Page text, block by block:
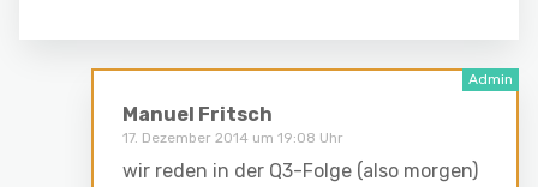
Manuel Fritsch
17. Dezember 2014 um 19:08 Uhr
wir reden in der Q3-Folge (also morgen)